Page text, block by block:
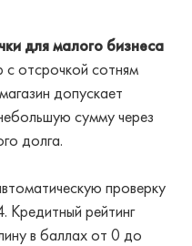
для малого бизнеса
отсрочкой сотням
допускает
сумму через
долга.
проверку
Кредитный рейтинг
в баллах от 0 до